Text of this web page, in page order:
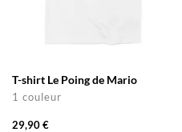
T-shirt Le Poing de Mario
1 couleur
29,90 €